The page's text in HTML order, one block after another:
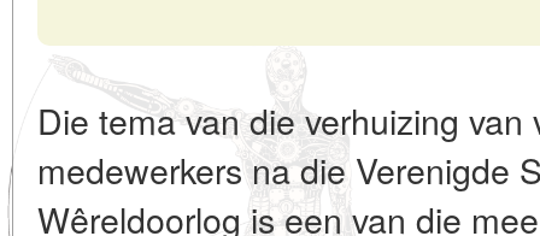
Die tema van die verhuizing
medewerkers na die Verenigde
Wêreldoorlog is een van die